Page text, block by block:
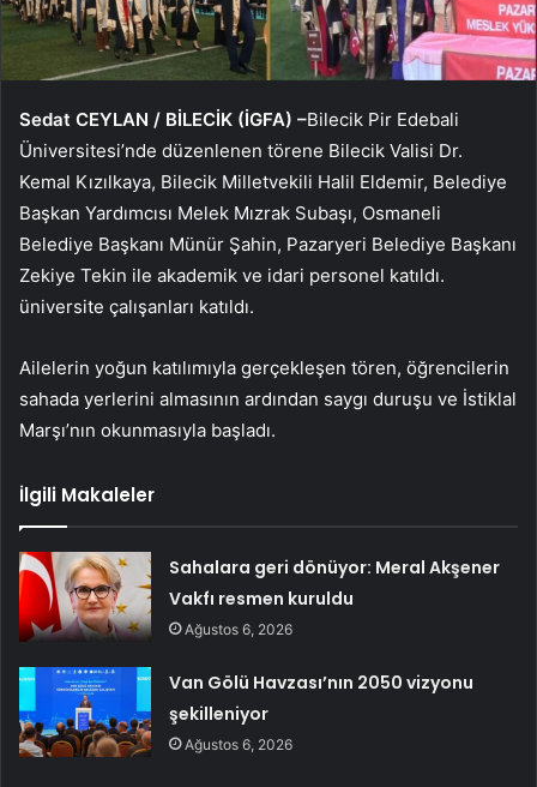
Sedat CEYLAN / BİLECİK (İGFA) –Bilecik Pir Edebali
Üniversitesi’nde düzenlenen törene Bilecik Valisi Dr.
Kemal Kızılkaya, Bilecik Milletvekili Halil Eldemir, Belediye
Başkan Yardımcısı Melek Mızrak Subaşı, Osmaneli
Belediye Başkanı Münür Şahin, Pazaryeri Belediye Başkanı
Zekiye Tekin ile akademik ve idari personel katıldı.
üniversite çalışanları katıldı.
Ailelerin yoğun katılımıyla gerçekleşen tören, öğrencilerin
sahada yerlerini almasının ardından saygı duruşu ve İstiklal
Marşı’nın okunmasıyla başladı.
İlgili Makaleler
Sahalara geri dönüyor: Meral Akşener
Vakfı resmen kuruldu
Ağustos 6, 2026
Van Gölü Havzası’nın 2050 vizyonu
şekilleniyor
Ağustos 6, 2026